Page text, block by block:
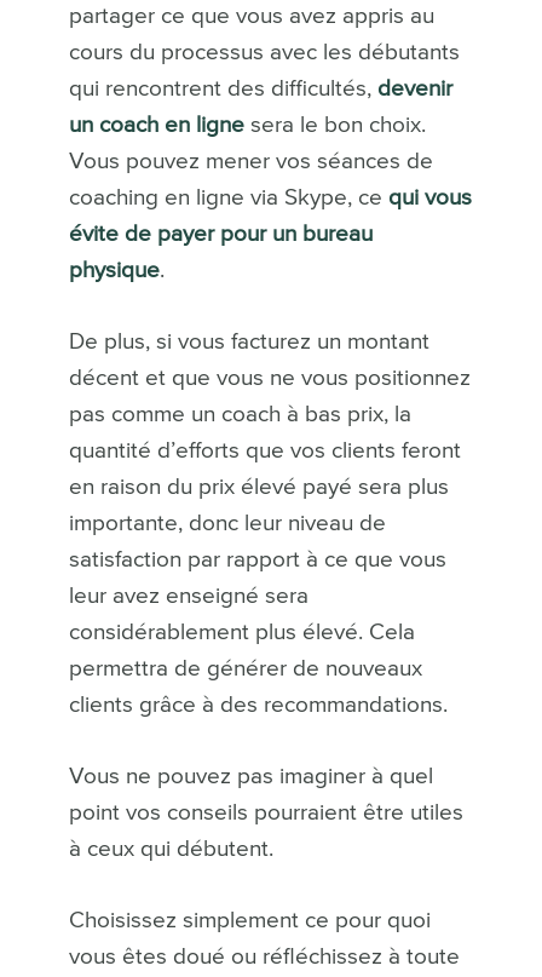
partager ce que vous avez appris au
cours du processus avec les débutants
qui rencontrent des difficultés, devenir
un coach en lignesera le bon choix.
Vous pouvez mener vos séances de
coaching en ligne via Skype, ce qui vous
évite de payer pour un bureau
physique.
De plus, si vous facturez un montant
décent et que vous ne vous positionnez
pas comme un coach à bas prix, la
quantité d’efforts que vos clients feront
en raison du prix élevé payé sera plus
importante, donc leur niveau de
satisfaction par rapport à ce que vous
leur avez enseigné sera
considérablement plus élevé. Cela
permettra de générer de nouveaux
clients grâce à des recommandations.
Vous ne pouvez pas imaginer à quel
point vos conseils pourraient être utiles
à ceux qui débutent.
Choisissez simplement ce pour quoi
vous êtes doué ou réfléchissez à toute